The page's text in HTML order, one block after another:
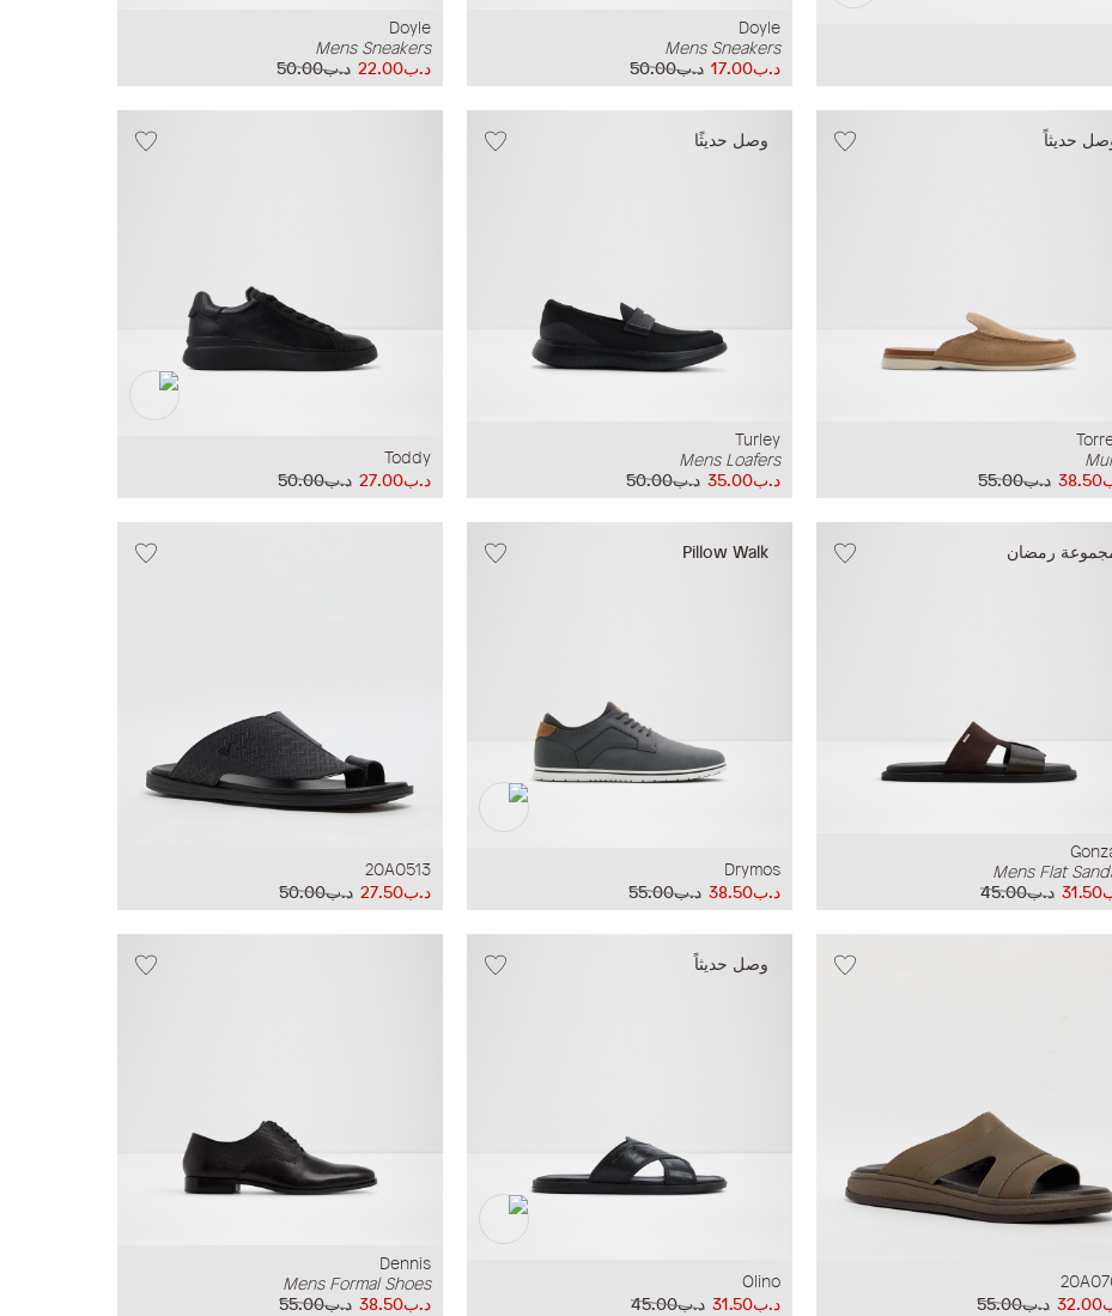
Doyle
Mens Sneakers
د.ب50.00
د.ب17.00
Doyle
Mens Sneakers
د.ب50.00
د.ب22.00
حديثاً
د.ب55.00
وصل حديثًا
Turley
Mens Loafers
د.ب50.00
د.ب35.00
Toddy
د.ب50.00
د.ب27.00
رمضان
Mens Flat
د.ب45.00
Pillow Walk
Drymos
د.ب55.00
د.ب38.50
20A0513
د.ب50.00
د.ب27.50
د.ب55.00
وصل حديثاً
Olino
د.ب45.00
د.ب31.50
Dennis
Mens Formal Shoes
د.ب55.00
د.ب38.50